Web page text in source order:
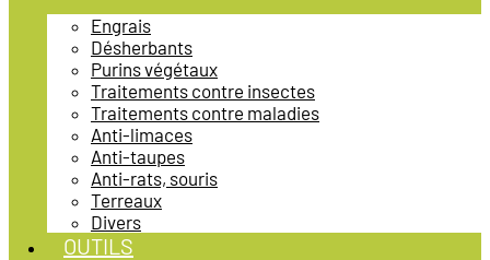
Engrais
Désherbants
Purins végétaux
Traitements contre insectes
Traitements contre maladies
Anti-limaces
Anti-taupes
Anti-rats, souris
Terreaux
Divers
OUTILS